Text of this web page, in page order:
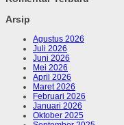
Arsip
Agustus 2026
Juli 2026
Juni 2026
Mei 2026
April 2026
Maret 2026
Februari 2026
Januari 2026
Oktober 2025